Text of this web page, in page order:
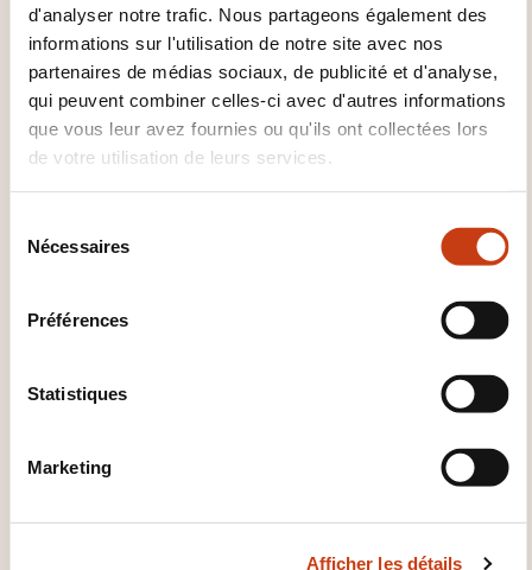
d'analyser notre trafic. Nous partageons également des
informations sur l'utilisation de notre site avec nos
partenaires de médias sociaux, de publicité et d'analyse,
qui peuvent combiner celles-ci avec d'autres informations
que vous leur avez fournies ou qu'ils ont collectées lors
de votre utilisation de leurs services.
Nécessaires
Préférences
Statistiques
Marketing
Afficher les détails
SUPPLÉMENTAIRES SONT UTILES
À SAVOIR ?
Faciliter la visualisation des idées avec un
flipchart (1J)
l’organisme de formation
?